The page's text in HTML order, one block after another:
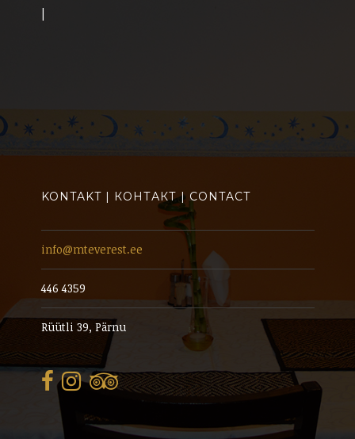
|
KONTAKT | КОНТАКТ | CONTACT
info@mteverest.ee
446 4359
Rüütli 39, Pärnu